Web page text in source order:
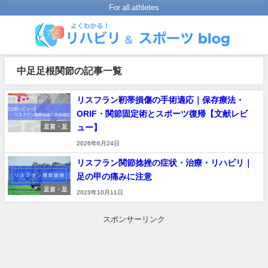
For all athletes
中足足根関節の記事一覧
足首・足
リスフラン靭帯損傷の手術適応｜保存療法・
ORIF・関節固定術とスポーツ復帰【文献レビ
ュー】
2026年6月24日
足首・足
リスフラン関節捻挫の症状・治療・リハビリ｜
足の甲の痛みに注意
2023年10月11日
スポンサーリンク